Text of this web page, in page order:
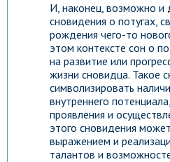
И, наконец, возможно и
сновидения о потугах,
рождения чего-то
этом контексте сон о
на развитие или
жизни сновидца. Такое
символизировать
внутреннего
проявления и
этого сновидения
выражением и
талантов и